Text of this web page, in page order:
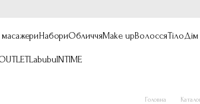
масажериНабориОбличчяMake upВолоссяТіло
LabubuINTIME
Головна